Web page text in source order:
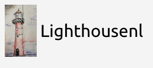
Naar
de
inhoud
springen